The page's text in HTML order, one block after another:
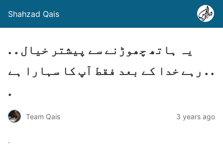
Shahzad Qais
. . یہ ہاتھ چھوڑنے سے پیشتر خیال
رہے خدا کے بعد فقط آپ کا سہارا ہے . .
.
Team Qais 3 years ago
.